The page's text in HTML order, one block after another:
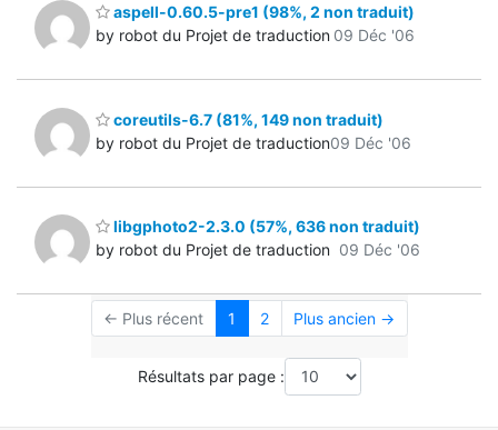
aspell-0.60.5-pre1 (98%, 2 non traduit)
by robot du Projet de traduction 09 Déc '06
coreutils-6.7 (81%, 149 non traduit)
by robot du Projet de traduction09 Déc '06
libgphoto2-2.3.0 (57%, 636 non traduit)
by robot du Projet de traduction 09 Déc '06
← Plus récent 1 2 Plus ancien →
Résultats par page :